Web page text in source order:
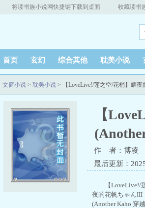
将读书族小说网快捷键下载到桌面 收藏读书
首页 玄幻 综合其他 耽美小说
文窗小说 > 耽美小说 > 【LoveLive!/莲之空/花梢】耀
【
作 者：博凌
最后更新：
【
夜的花帆ちゃんIII
(Another Kaho 穿